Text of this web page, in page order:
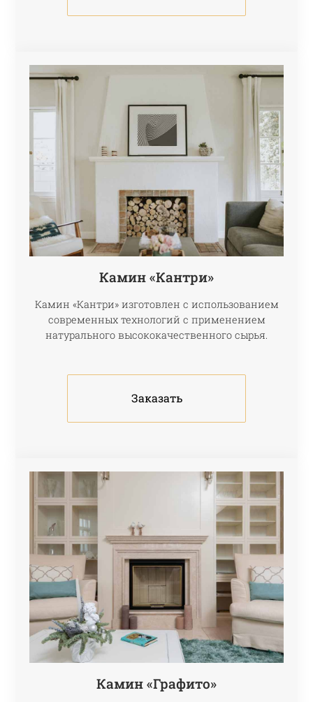
Камин «Кантри»
Камин «Кантри» изготовлен с использованием
современных технологий с применением
натурального высококачественного сырья.
Заказать
Камин «Графито»